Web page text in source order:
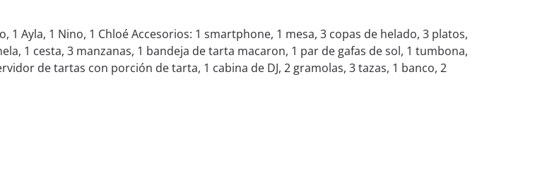
Ayla, 1 Nino, 1 Chloé Accesorios: 1 smartphone, 1 mesa, 3 copas de helado, 3 platos,
1 cesta, 3 manzanas, 1 bandeja de tarta macaron, 1 par de gafas de sol, 1 tumbona,
de tartas con porción de tarta, 1 cabina de DJ, 2 gramolas, 3 tazas, 1 banco, 2